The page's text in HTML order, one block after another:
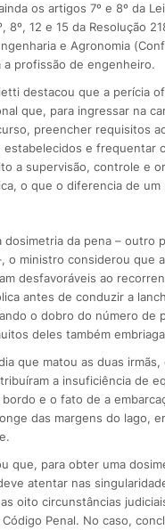
os artigos 7º e 8º da
8º, 12 e 15 da Resolução
e Agronomia
a profissão de engenheiro.
destacou que a perícia
que, para ingressar na
preencher requisitos
estabelecidos e frequentar
a supervisão, controle e
o que o diferencia de um
dosimetria da pena – outro
o ministro considerou que
desfavoráveis ao
antes de conduzir a
o dobro do número de
deles também
que matou as duas irmãs,
a insuficiência de
bordo e o fato de a
das margens do lago,
que, para obter uma
atentar nas
oito circunstâncias
Penal. No caso,